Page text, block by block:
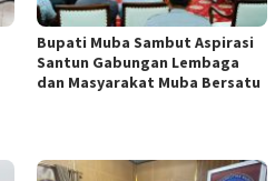
Bupati Muba Sambut Aspirasi
Santun Gabungan Lembaga
dan Masyarakat Muba Bersatu